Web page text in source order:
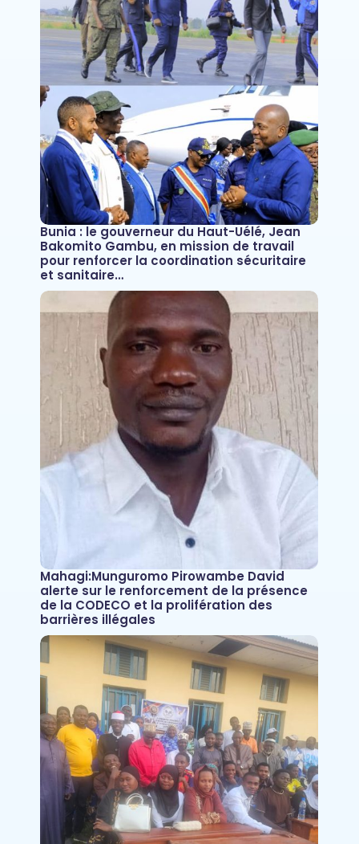
Bunia : le gouverneur du Haut-Uélé, Jean
Bakomito Gambu, en mission de travail
pour renforcer la coordination sécuritaire
et sanitaire…
Mahagi:Munguromo Pirowambe David
alerte sur le renforcement de la présence
de la CODECO et la prolifération des
barrières illégales